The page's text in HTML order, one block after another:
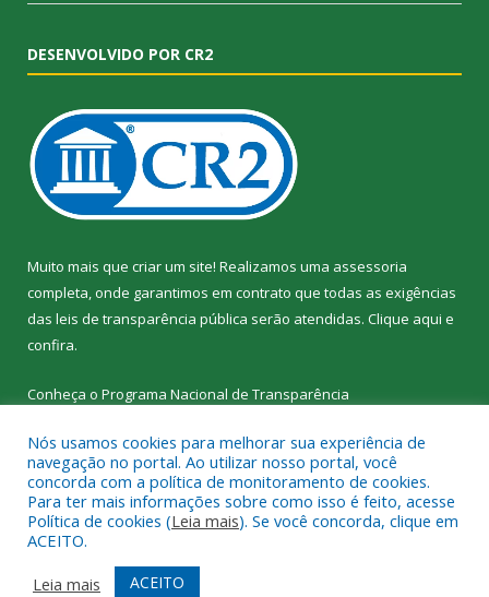
DESENVOLVIDO POR CR2
Muito mais que criar um site! Realizamos uma assessoria
completa, onde garantimos em contrato que todas as exigências
das leis de transparência pública serão atendidas. Clique aqui e
confira.
Conheça o Programa Nacional de Transparência
Todos os direitos reservados a SEMED – Secretaria Municipal de
Educação de Senador José Porfírio.
Mapa do Site
Acessar Área Administrativa
Nós usamos cookies para melhorar sua experiência de
navegação no portal. Ao utilizar nosso portal, você
concorda com a política de monitoramento de cookies.
Para ter mais informações sobre como isso é feito, acesse
Política de cookies (Leia mais). Se você concorda, clique em
ACEITO.
Leia mais
ACEITO